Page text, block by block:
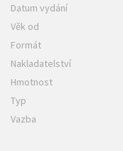
Datum vydání
Věk od
Formát
Nakladatelství
Hmotnost
Typ
Vazba